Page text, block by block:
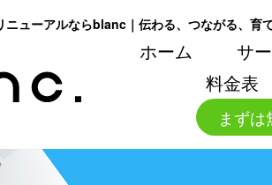
ニューアルならblanc｜伝わる、つながる、育
ホーム サ
料金表
まず